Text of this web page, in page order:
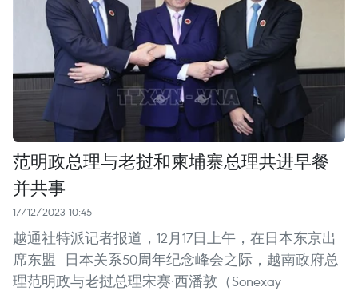
范明政总理与老挝和柬埔寨总理共进早餐
并共事
17/12/2023 10:45
越通社特派记者报道，12月17日上午，在日本东京出
席东盟—日本关系50周年纪念峰会之际，越南政府总
理范明政与老挝总理宋赛·西潘敦（Sonexay